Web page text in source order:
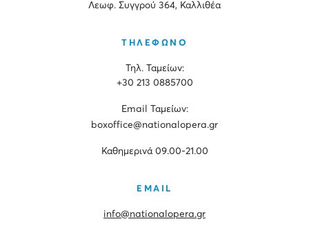
Λεωφ. Συγγρού 364, Καλλιθέα
ΤΗΛΕΦΩΝΟ
Τηλ. Ταμείων:
+30 213 0885700
Εmail Ταμείων:
boxoffice@nationalopera.gr
Καθημερινά 09.00-21.00
EMAIL
info@nationalopera.gr